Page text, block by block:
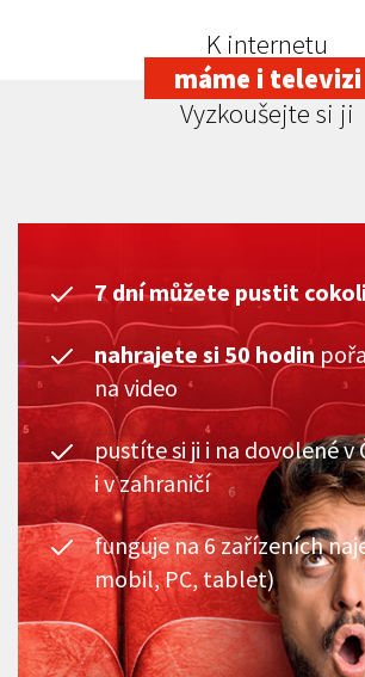
K internetu
máme i televizi
Vyzkoušejte si ji
7 dní můžete pustit
nahrajete si 50 hodin
na video
pustíte si ji i na dovolené v
i v zahraničí
funguje na 6 zařízeních
mobil, PC, tablet)